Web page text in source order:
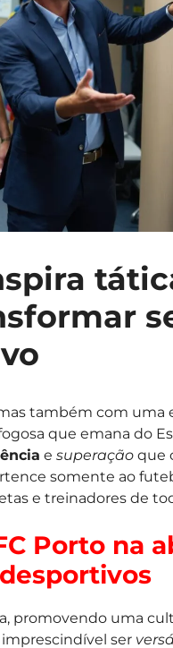
também com uma
que emana do
e superação que
somente ao
e treinadores de
Porto na
promovendo uma
imprescindível ser